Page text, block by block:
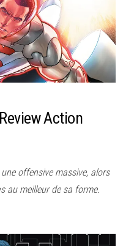
Action
offensive massive, alors
au meilleur de sa forme.